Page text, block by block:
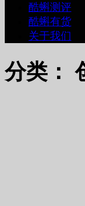
酷蝌测评
酷蝌有货
关于我们
分类：